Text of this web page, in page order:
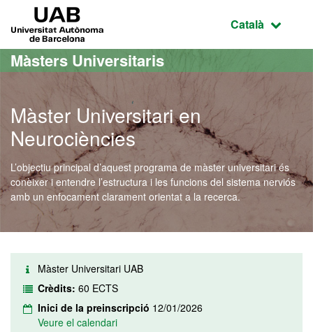
Ves al contingut principal
Ves a la navegació de la pàgina
Idioma
Català
Màsters Universitaris
Màster Universitari en
Neurociències
L’objectiu principal d’aquest programa de màster universitari és
conèixer i entendre l’estructura i les funcions del sistema nerviós
amb un enfocament clarament orientat a la recerca.
Màster Universitari UAB
Crèdits: 60 ECTS
Inici de la preinscripció 12/01/2026
Veure el calendari